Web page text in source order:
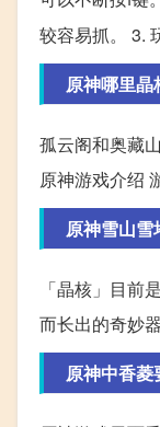
较容易抓。 3.
原神哪里晶
孤云阁和奥藏
原神游戏介绍
原神雪山
「晶核」目前
而长出的奇妙
原神中香